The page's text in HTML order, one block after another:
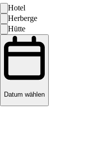
Hotel
Herberge
Hütte
Datum wählen